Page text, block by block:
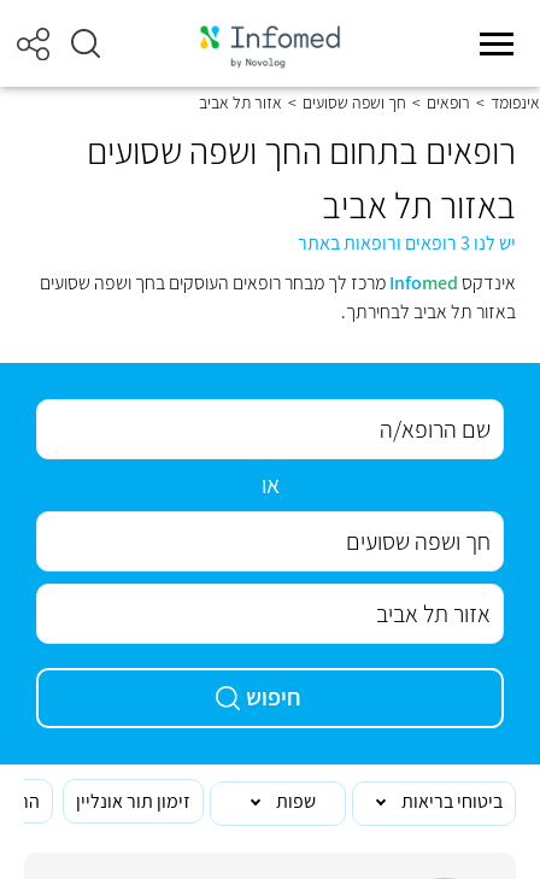
אינפומד > רופאים > חך ושפה שסועים > אזור תל אביב
רופאים בתחום החך ושפה שסועים
באזור תל אביב
יש לנו 3 רופאים ורופאות באתר
אינדקס
Infomed
מרכז לך מבחר רופאים העוסקים בחך ושפה שסועים
באזור תל אביב לבחירתך.
או
חיפוש
ביטוחי בריאות שפות זימון תור אונליין